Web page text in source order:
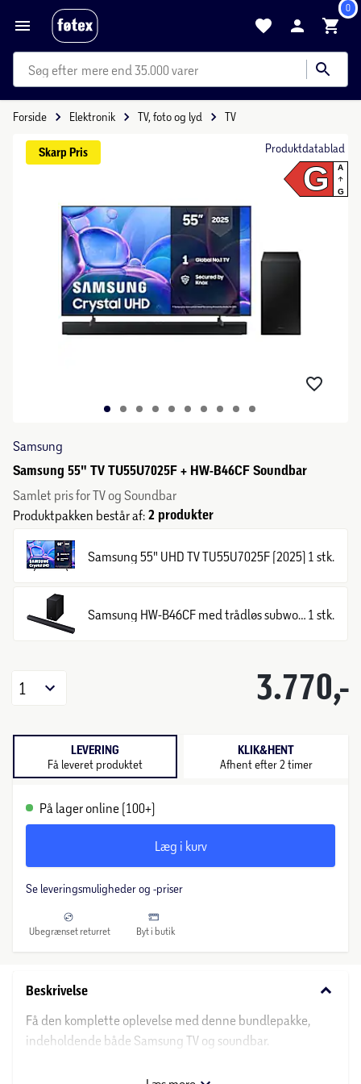
0
mere end 35.000 varer
Forside Elektronik TV, foto og lyd TV
Skarp Pris Produktdatablad
G A
G
Samsung
Samsung 55" TV TU55U7025F + HW-B46CF Soundbar
Samlet pris for TV og Soundbar
Produktpakken består af: 2 produkter
Samsung 55" UHD TV TU55U7025F (2025) 1 stk.
1 stk.
3.770,-
1
LEVERING
Få leveret produktet
KLIK&HENT
Afhent efter 2 timer
På lager online (100+)
Læg i kurv
Se leveringsmuligheder og -priser
Ubegrænset returret Byt i butik
Beskrivelse keyboard_arrow_down
Få den komplette oplevelse med denne bundlepakke,
indeholdende både Samsung TV og soundbar.
TV, model TU55U7025F: